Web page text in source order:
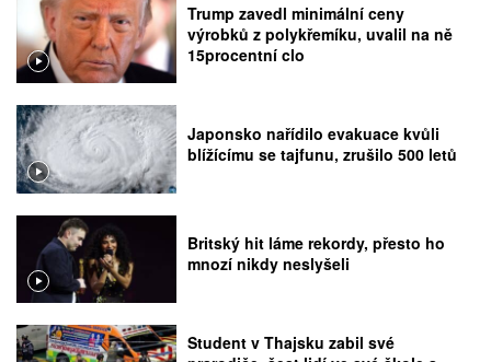
Trump zavedl minimální ceny
výrobků z polykřemíku, uvalil na ně
15procentní clo
Japonsko nařídilo evakuace kvůli
blížícímu se tajfunu, zrušilo 500 letů
Britský hit láme rekordy, přesto ho
mnozí nikdy neslyšeli
Student v Thajsku zabil své